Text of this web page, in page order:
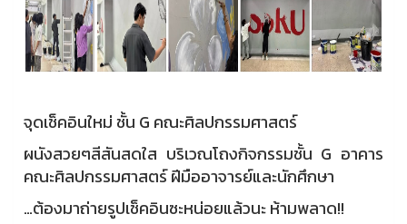
จุดเช็คอินใหม่ ชั้น G คณะศิลปกรรมศาสตร์
ผนังสวยๆสีสันสดใส บริเวณโถงกิจกรรมชั้น G อาคาร
คณะศิลปกรรมศาสตร์ ฝีมืออาจารย์และนักศึกษา
…ต้องมาถ่ายรูปเช็คอินซะหน่อยแล้วนะ ห้ามพลาด!!